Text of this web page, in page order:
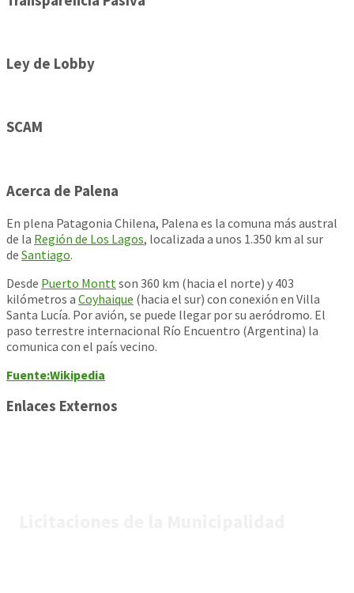
Ley de Lobby
SCAM
Acerca de Palena
En plena Patagonia Chilena, Palena es la comuna más austral
de la Región de Los Lagos, localizada a unos 1.350 km al sur
de Santiago.
Desde Puerto Montt son 360 km (hacia el norte) y 403
kilómetros a Coyhaique (hacia el sur) con conexión en Villa
Santa Lucía. Por avión, se puede llegar por su aeródromo. El
paso terrestre internacional Río Encuentro (Argentina) la
comunica con el país vecino.
Fuente:Wikipedia
Enlaces Externos